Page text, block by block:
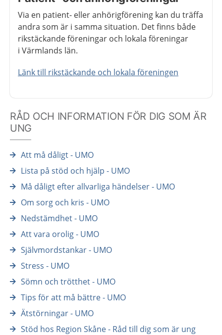
Via en patient- eller anhörigförening kan du träffa
andra som är i samma situation. Det finns både
rikstäckande föreningar och lokala föreningar
i Värmlands län.
Länk till rikstäckande och lokala föreningen
RÅD OCH INFORMATION FÖR DIG SOM ÄR
UNG
Att må dåligt - UMO
Lista på stöd och hjälp - UMO
Må dåligt efter allvarliga händelser - UMO
Om sorg och kris - UMO
Nedstämdhet - UMO
Att vara orolig - UMO
Självmordstankar - UMO
Stress - UMO
Sömn och trötthet - UMO
Tips för att må bättre - UMO
Ätstörningar - UMO
Stöd hos Region Skåne - Råd till dig som är ung